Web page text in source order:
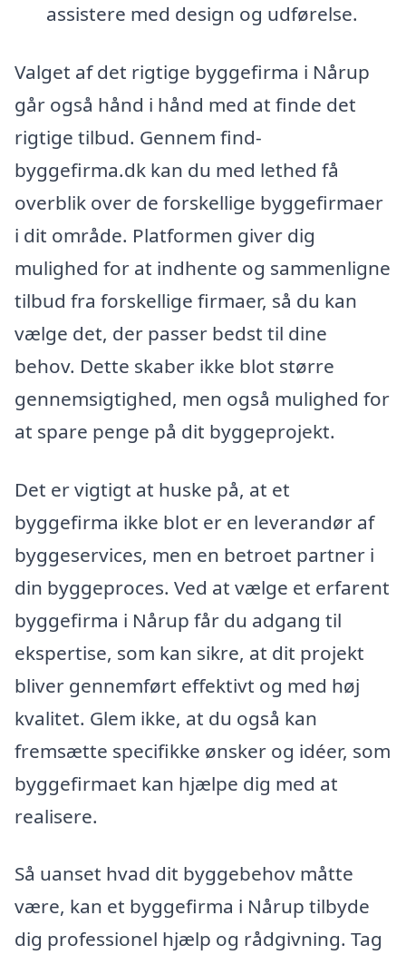
assistere med design og udførelse.
Valget af det rigtige byggefirma i Nårup
går også hånd i hånd med at finde det
rigtige tilbud. Gennem find-
byggefirma.dk kan du med lethed få
overblik over de forskellige byggefirmaer
i dit område. Platformen giver dig
mulighed for at indhente og sammenligne
tilbud fra forskellige firmaer, så du kan
vælge det, der passer bedst til dine
behov. Dette skaber ikke blot større
gennemsigtighed, men også mulighed for
at spare penge på dit byggeprojekt.
Det er vigtigt at huske på, at et
byggefirma ikke blot er en leverandør af
byggeservices, men en betroet partner i
din byggeproces. Ved at vælge et erfarent
byggefirma i Nårup får du adgang til
ekspertise, som kan sikre, at dit projekt
bliver gennemført effektivt og med høj
kvalitet. Glem ikke, at du også kan
fremsætte specifikke ønsker og idéer, som
byggefirmaet kan hjælpe dig med at
realisere.
Så uanset hvad dit byggebehov måtte
være, kan et byggefirma i Nårup tilbyde
dig professionel hjælp og rådgivning. Tag